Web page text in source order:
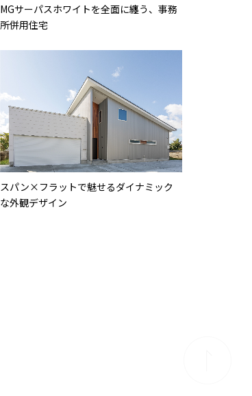
MGサーパスホワイトを全面に纏う、事務
所併用住宅
スパン×フラットで魅せるダイナミック
な外観デザイン